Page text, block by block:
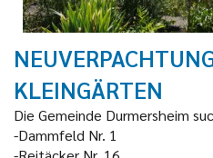
KLEINGÄRTEN
Die Gemeinde Durmersheim
-Dammfeld Nr. 1